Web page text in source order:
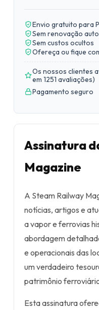
Envio gratuito para
Sem renovação
Sem custos ocultos
Ofereça ou fique
Os nossos clientes
em 1251 avaliações)
Pagamento seguro
Assinatura
Magazine
A Steam Railway
notícias, artigos e
a vapor e ferrovias
abordagem
e operacionais das
um verdadeiro
patrimônio
Esta assinatura